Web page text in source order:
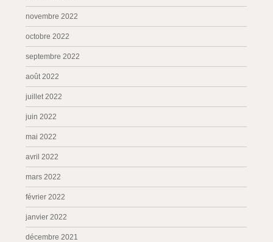
novembre 2022
octobre 2022
septembre 2022
août 2022
juillet 2022
juin 2022
mai 2022
avril 2022
mars 2022
février 2022
janvier 2022
décembre 2021